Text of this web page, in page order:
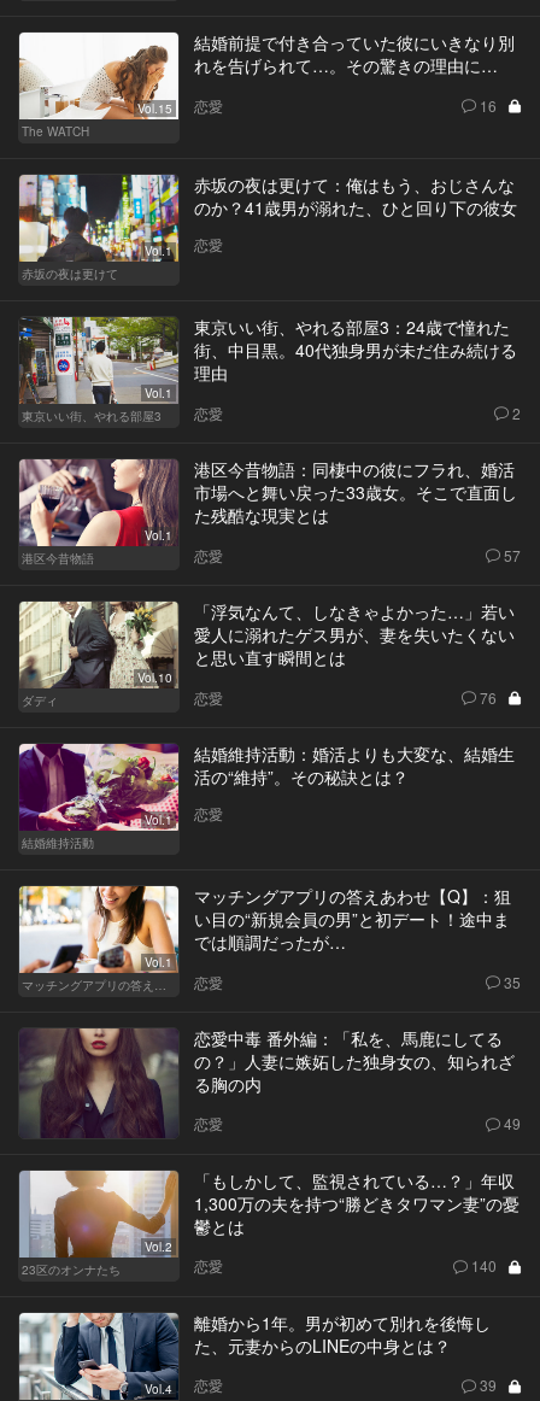
Vol.15
The WATCH
結婚前提で付き合っていた彼にいきなり別
れを告げられて…。その驚きの理由に…
恋愛 16
Vol.1
赤坂の夜は更けて
赤坂の夜は更けて：俺はもう、おじさんな
のか？41歳男が溺れた、ひと回り下の彼女
恋愛
Vol.1
東京いい街、やれる部屋3
東京いい街、やれる部屋3：24歳で憧れた
街、中目黒。40代独身男が未だ住み続ける
理由
恋愛 2
Vol.1
港区今昔物語
港区今昔物語：同棲中の彼にフラれ、婚活
市場へと舞い戻った33歳女。そこで直面し
た残酷な現実とは
恋愛 57
Vol.10
ダディ
「浮気なんて、しなきゃよかった…」若い
愛人に溺れたゲス男が、妻を失いたくない
と思い直す瞬間とは
恋愛 76
Vol.1
結婚維持活動
結婚維持活動：婚活よりも大変な、結婚生
活の“維持”。その秘訣とは？
恋愛
Vol.1
マッチングアプリの答えあわせ【Q】～SEASON2～
マッチングアプリの答えあわせ【Q】：狙
い目の“新規会員の男”と初デート！途中ま
では順調だったが…
恋愛 35
恋愛中毒 番外編：「私を、馬鹿にしてる
の？」人妻に嫉妬した独身女の、知られざ
る胸の内
恋愛 49
Vol.2
23区のオンナたち
「もしかして、監視されている…？」年収
1,300万の夫を持つ“勝どきタワマン妻”の憂
鬱とは
恋愛 140
Vol.4
離婚から1年。男が初めて別れを後悔し
た、元妻からのLINEの中身とは？
恋愛 39